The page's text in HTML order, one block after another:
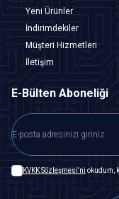
Yeni Ürünler
İndirimdekiler
Müşteri Hizmetleri
İletişim
E-Bülten Aboneliği
KVKK Sözleşmesi'ni okudum,